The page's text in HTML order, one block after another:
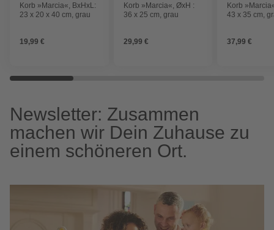
Korb »Marcia«, BxHxL:
23 x 20 x 40 cm, grau
19,99 €
Korb »Marcia«, ØxH :
36 x 25 cm, grau
29,99 €
Korb
43 x 35 cm,
37,99 €
Newsletter: Zusammen
machen wir Dein Zuhause zu
einem schöneren Ort.